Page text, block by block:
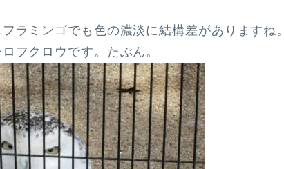
ラミンゴでも色の濃淡に結構差がありますね。
フクロウです。たぶん。